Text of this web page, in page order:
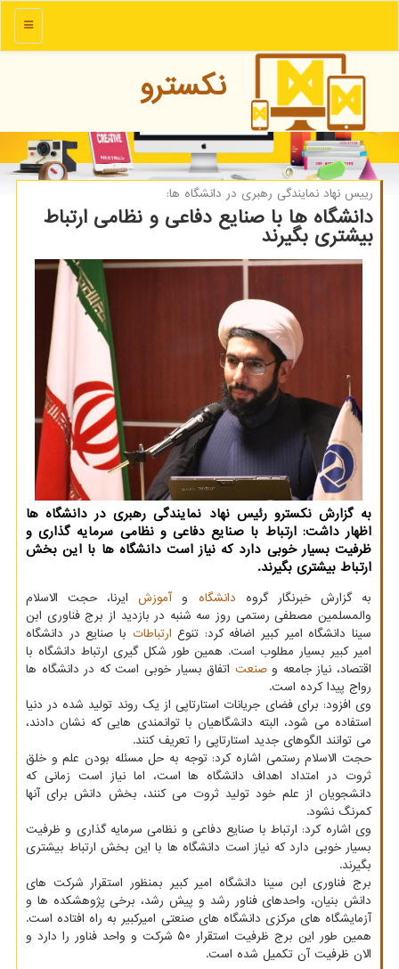
منو
نكسترو
رییس نهاد نمایندگی رهبری در دانشگاه ها:
دانشگاه ها با صنایع دفاعی و نظامی ارتباط
بیشتری بگیرند
به گزارش نکسترو رئیس نهاد نمایندگی رهبری در دانشگاه ها
اظهار داشت: ارتباط با صنایع دفاعی و نظامی سرمایه گذاری و
ظرفیت بسیار خوبی دارد که نیاز است دانشگاه ها با این بخش
ارتباط بیشتری بگیرند.
به گزارش خبرنگار گروه دانشگاه وآموزشایرنا، حجت الاسلام
والمسلمین مصطفی رستمی روز سه شنبه در بازدید از برج فناوری ابن
سینا دانشگاه امیر کبیر اضافه کرد: تنوع ارتباطات با صنایع در دانشگاه
امیر کبیر بسیار مطلوب است. همین طور شکل گیری ارتباط دانشگاه با
اقتصاد، نیاز جامعه وصنعت اتفاق بسیار خوبی است که در دانشگاه ها
رواج پیدا کرده است.
وی افزود: برای فضای جریانات استارتاپی از یک روند تولید شده در دنیا
استفاده می شود، البته دانشگاهیان با توانمندی هایی که نشان دادند،
می توانند الگوهای جدید استارتاپی را تعریف کنند.
حجت الاسلام رستمی اشاره کرد: توجه به حل مسئله بودن علم و خلق
ثروت در امتداد اهداف دانشگاه ها است، اما نیاز است زمانی که
دانشجویان از علم خود تولید ثروت می کنند، بخش دانش برای آنها
کمرنگ نشود.
وی اشاره کرد: ارتباط با صنایع دفاعی و نظامی سرمایه گذاری و ظرفیت
بسیار خوبی دارد که نیاز است دانشگاه ها با این بخش ارتباط بیشتری
بگیرند.
برج فناوری ابن سینا دانشگاه امیر کبیر بمنظور استقرار شرکت های
دانش بنیان، واحدهای فناور رشد و پیش رشد، برخی پژوهشکده ها و
آزمایشگاه های مرکزی دانشگاه های صنعتی امیرکبیر به راه افتاده است.
همین طور این برج ظرفیت استقرار ۵۰ شرکت و واحد فناور را دارد و
الان ظرفیت آن تکمیل شده است.